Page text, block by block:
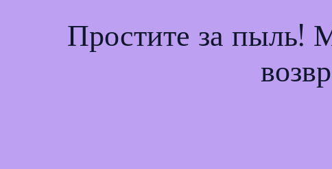
Простите за пыль!